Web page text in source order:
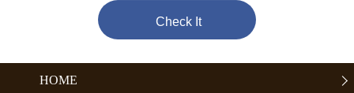
Check It
HOME